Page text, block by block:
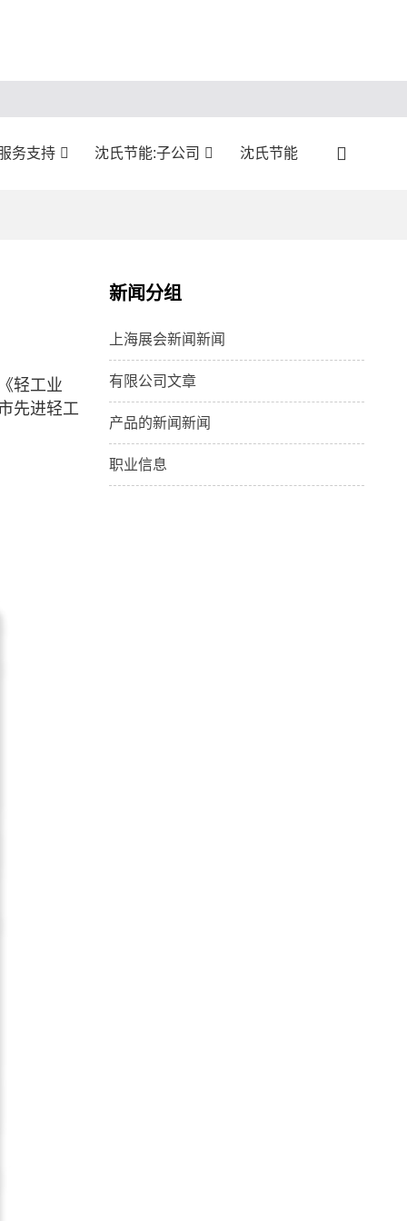
务支持 沈氏节能:子公司 沈氏节能
轻工业
先进轻工
新闻分组
上海展会新闻新闻
有限公司文章
产品的新闻新闻
职业信息